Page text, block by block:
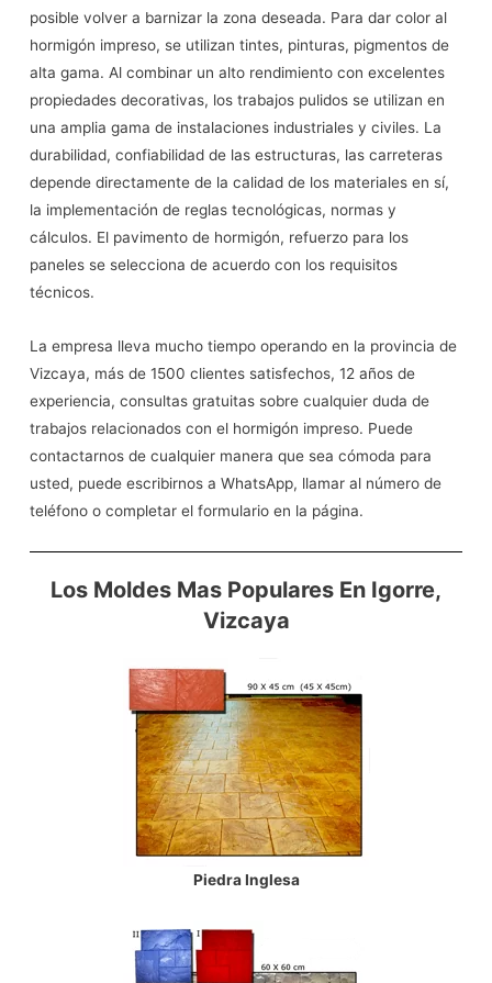
posible volver a barnizar la zona deseada. Para dar color al
hormigón impreso, se utilizan tintes, pinturas, pigmentos de
alta gama. Al combinar un alto rendimiento con excelentes
propiedades decorativas, los trabajos pulidos se utilizan en
una amplia gama de instalaciones industriales y civiles. La
durabilidad, confiabilidad de las estructuras, las carreteras
depende directamente de la calidad de los materiales en sí,
la implementación de reglas tecnológicas, normas y
cálculos. El pavimento de hormigón, refuerzo para los
paneles se selecciona de acuerdo con los requisitos
técnicos.
La empresa lleva mucho tiempo operando en la provincia de
Vizcaya, más de 1500 clientes satisfechos, 12 años de
experiencia, consultas gratuitas sobre cualquier duda de
trabajos relacionados con el hormigón impreso. Puede
contactarnos de cualquier manera que sea cómoda para
usted, puede escribirnos a WhatsApp, llamar al número de
teléfono o completar el formulario en la página.
Los Moldes Mas Populares En Igorre,
Vizcaya
Piedra Inglesa